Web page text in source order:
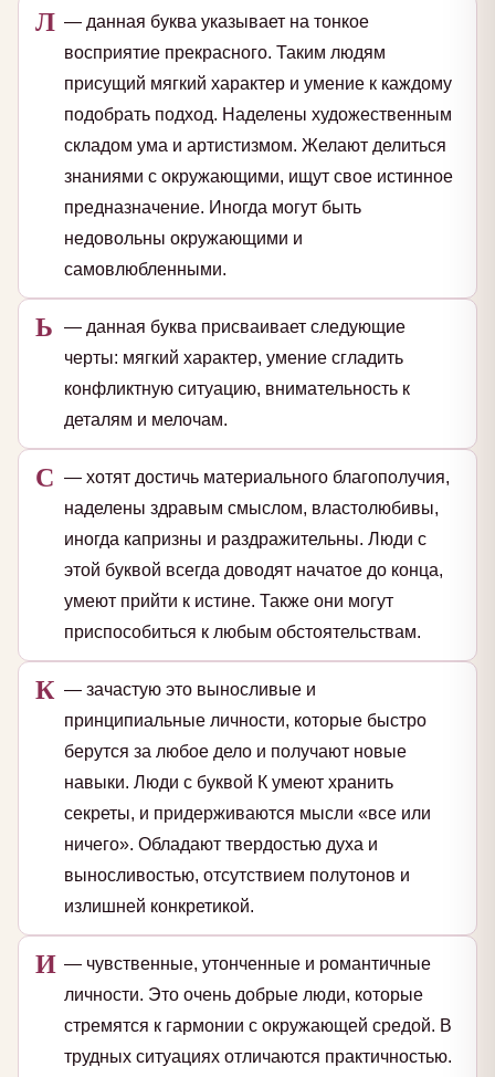
Л — данная буква указывает на тонкое
восприятие прекрасного. Таким людям
присущий мягкий характер и умение к каждому
подобрать подход. Наделены художественным
складом ума и артистизмом. Желают делиться
знаниями с окружающими, ищут свое истинное
предназначение. Иногда могут быть
недовольны окружающими и
самовлюбленными.
Ь
— данная буква присваивает следующие
черты: мягкий характер, умение сгладить
конфликтную ситуацию, внимательность к
деталям и мелочам.
С — хотят достичь материального благополучия,
наделены здравым смыслом, властолюбивы,
иногда капризны и раздражительны. Люди с
этой буквой всегда доводят начатое до конца,
умеют прийти к истине. Также они могут
приспособиться к любым обстоятельствам.
К — зачастую это выносливые и
принципиальные личности, которые быстро
берутся за любое дело и получают новые
навыки. Люди с буквой К умеют хранить
секреты, и придерживаются мысли «все или
ничего». Обладают твердостью духа и
выносливостью, отсутствием полутонов и
излишней конкретикой.
И — чувственные, утонченные и романтичные
личности. Это очень добрые люди, которые
стремятся к гармонии с окружающей средой. В
трудных ситуациях отличаются практичностью.